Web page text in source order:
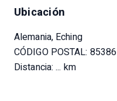
Ubicación
Alemania, Eching
CÓDIGO POSTAL: 85386
Distancia:... km